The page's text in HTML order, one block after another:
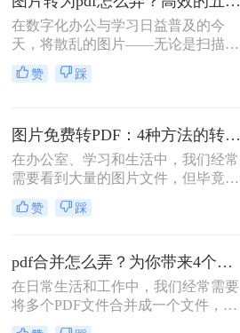
前提下，将文件体积大幅缩小，成为
网页发布、社交媒体分享和日常存储
的首选。因此，将PNG转换为JPG的
需求变得十分普遍——或许是为了减
小文件体积以便更快地上传和加载，
在数字化办公与学习日益普及的今
天，将散乱的图片——无论是扫描的
文档、手机拍摄的笔记，还是珍贵的
照片——整合成一个统一的PDF文
定、易于传输和打印的优点，成为了
文档分发的标准格式。然而，面对网
络上琳琅满目的工具和方法，许多人
弄呢？
赞 踩
图片免费转PDF：4种方法的转换速度和画质损失对比！
在办公室、学习和生活中，我们经常
需要看到大量的图片文件，但毕竟，
一张一张地看照片相对麻烦，所以我
们通常会把照片变成PDF。事实上，
天，我将教你图片转为pdf怎么弄免费
的。
赞 踩
pdf合并怎么弄？为你带来4个好用的方法！
在日常生活和工作中，我们经常需要
将多个PDF文件合并成一个文件，以
便于管理和分享。那么pdf合并怎么弄